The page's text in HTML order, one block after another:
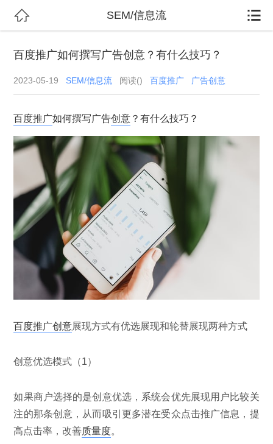
 SEM/信息流 
百度推广如何撰写广告创意？有什么技巧？
2023-05-19 SEM/信息流 阅读() 百度推广 广告创意
百度推广如何撰写广告创意 ？有什么技巧？
百度推广创意展现方式有优选展现和轮替展现两种方式
创意优选模式（1）
如果商户选择的是创意优选，系统会优先展现用户比较关
注的那条创意，从而吸引更多潜在受众点击推广信息，提
高点击率，改善质量度。